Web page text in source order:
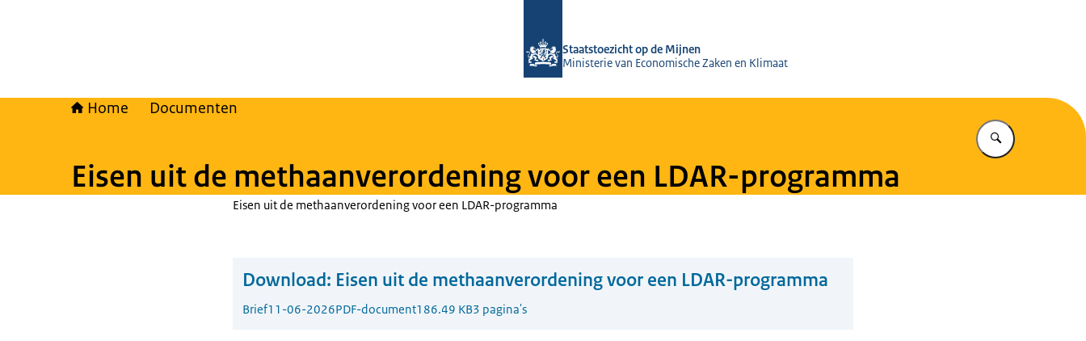
Staatstoezicht op de Mijnen
Ministerie van Economische Zaken en Klimaat
Home Documenten
Vul in wat u
Eisen uit de methaanverordening voor een LDAR-programma
Eisen uit de methaanverordening voor een LDAR-programma
Download: Eisen uit de methaanverordening voor een LDAR-programma
Brief11-06-2026PDF-document186.49 KB3 pagina's